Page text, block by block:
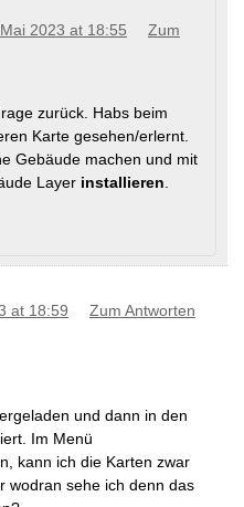
2023 at 18:55
Zum
zurück. Habs beim
Karte gesehen/erlernt.
Gebäude machen und mit
Layer installieren
at 18:59
Zum Antworten
und dann in den
Im Menü
kann ich die Karten zwar
wodran sehe ich denn das